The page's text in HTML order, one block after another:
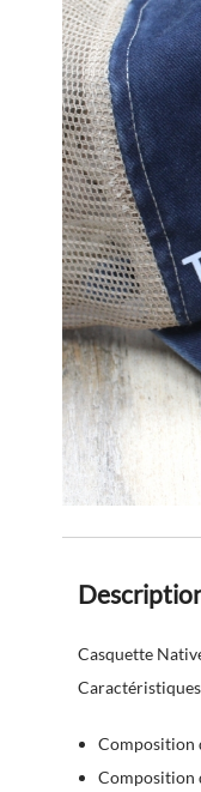
Casquette
Composition
Composition